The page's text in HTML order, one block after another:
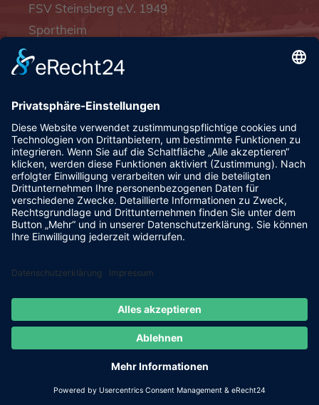
FSV Steinsberg e.V. 1949
Sportheim
93128 Steinsberg
pr@fsv-steinsberg.de
Social
Webmail Datenschutzerklärung
Impressum
internet-lokal.de